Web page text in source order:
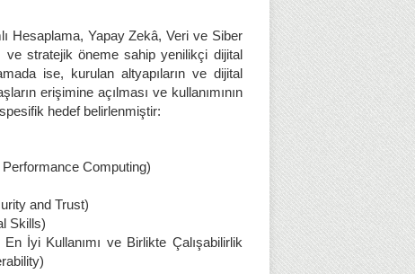
Hesaplama, Yapay Zekâ, Veri ve Siber
ve stratejik öneme sahip yenilikçi dijital
ise, kurulan altyapıların ve dijital
erişimine açılması ve kullanımının
hedef belirlenmiştir:
Computing)
and Trust)
Skills)
İyi Kullanımı ve Birlikte Çalışabilirlik